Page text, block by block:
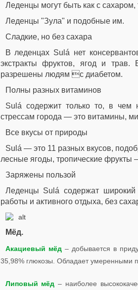
Леденцы могут быть как с сахаром,
Леденцы "Зула" и подобные им.
Сладкие, но без сахара
В леденцах Sulá нет
экстракты фруктов, ягод и трав.
разрешены людям с диабетом.
Полны разных витаминов
Sulá содержит только то, в чем
стрессам города — это витамины,
Все вкусы от природы
Sulá — это 11 разных вкусов,
лесные ягоды, тропические
Заряжены пользой
Леденцы Sulá содержат широкий
работы и активного отдыха, без
Мёд.
Акациевый мёд– добывается в
35,98% глюкозы. Обладает умеренными
Липовый мёд – наиболее